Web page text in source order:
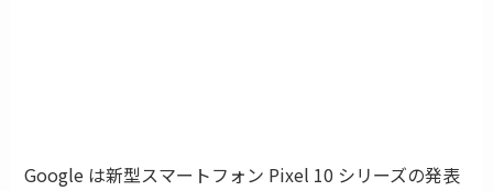
Google は新型スマートフォン Pixel 10 シリーズの発表